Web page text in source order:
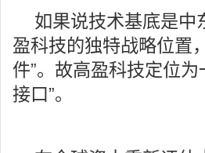
如果说技术基底是中
盈科技的独特战略位置
件”。故高盈科技定位
接口”。